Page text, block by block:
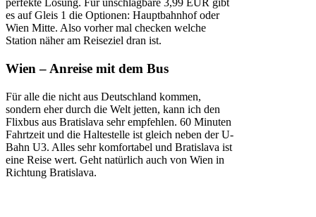
perfekte Lösung. Für unschlagbare 3,99 EUR gibt
es auf Gleis 1 die Optionen: Hauptbahnhof oder
Wien Mitte. Also vorher mal checken welche
Station näher am Reiseziel dran ist.
Wien – Anreise mit dem Bus
Für alle die nicht aus Deutschland kommen,
sondern eher durch die Welt jetten, kann ich den
Flixbus aus Bratislava sehr empfehlen. 60 Minuten
Fahrtzeit und die Haltestelle ist gleich neben der U-
Bahn U3. Alles sehr komfortabel und Bratislava ist
eine Reise wert. Geht natürlich auch von Wien in
Richtung Bratislava.